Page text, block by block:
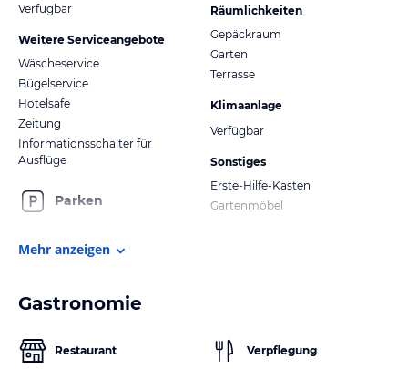
Verfügbar
Weitere Serviceangebote
Wäscheservice
Bügelservice
Hotelsafe
Zeitung
Informationsschalter für
Ausflüge
Parken
Räumlichkeiten
Gepäckraum
Garten
Terrasse
Klimaanlage
Verfügbar
Sonstiges
Erste-Hilfe-Kasten
Gartenmöbel
Mehr anzeigen
Gastronomie
Restaurant Verpflegung